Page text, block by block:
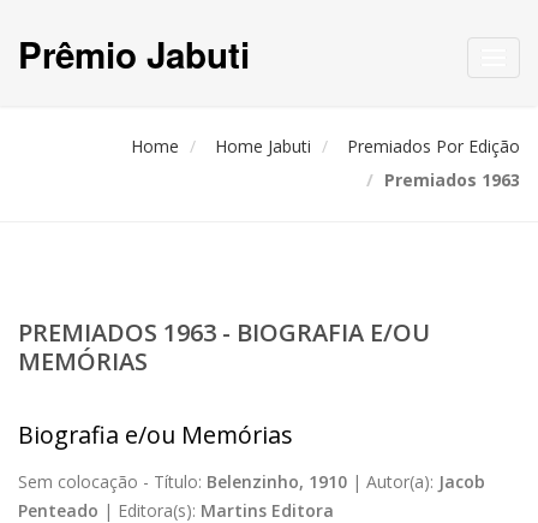
Prêmio Jabuti
Home Home Jabuti
Premiados Por Edição
Premiados 1963
PREMIADOS 1963 - BIOGRAFIA E/OU
MEMÓRIAS
Biografia e/ou Memórias
Sem colocação - Título: Belenzinho, 1910 | Autor(a): Jacob
Penteado | Editora(s): Martins Editora